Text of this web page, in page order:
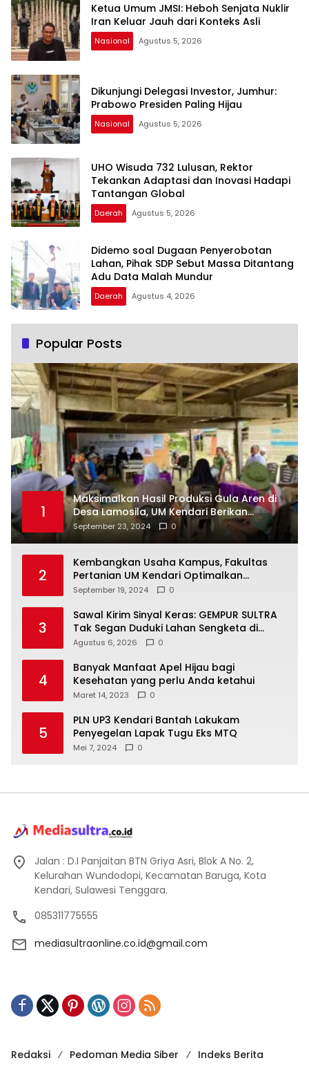
Ketua Umum JMSI: Heboh Senjata Nuklir
Iran Keluar Jauh dari Konteks Asli
Nasional Agustus 5, 2026
Dikunjungi Delegasi Investor, Jumhur:
Prabowo Presiden Paling Hijau
Nasional Agustus 5, 2026
UHO Wisuda 732 Lulusan, Rektor
Tekankan Adaptasi dan Inovasi Hadapi
Tantangan Global
Daerah Agustus 5, 2026
Didemo soal Dugaan Penyerobotan
Lahan, Pihak SDP Sebut Massa Ditantang
Adu Data Malah Mundur
Daerah Agustus 4, 2026
Popular Posts
1
Maksimalkan Hasil Produksi Gula Aren di
Desa Lamosila, UM Kendari Berikan
Bantuan Alat Produksi Modern
September 23, 2024 0
2
Kembangkan Usaha Kampus, Fakultas
Pertanian UM Kendari Optimalkan
Laboratorium Lapangan Agribisnis
September 19, 2024 0
3
Sawal Kirim Sinyal Keras: GEMPUR SULTRA
Tak Segan Duduki Lahan Sengketa di
Puuwatu
Agustus 6, 2026 0
4
Banyak Manfaat Apel Hijau bagi
Kesehatan yang perlu Anda ketahui
Maret 14, 2023 0
5
PLN UP3 Kendari Bantah Lakukam
Penyegelan Lapak Tugu Eks MTQ
Mei 7, 2024 0
Jalan : D.I Panjaitan BTN Griya Asri, Blok A No. 2,
Kelurahan Wundodopi, Kecamatan Baruga, Kota
Kendari, Sulawesi Tenggara.
085311775555
mediasultraonline.co.id@gmail.com
Redaksi Pedoman Media Siber
Indeks Berita